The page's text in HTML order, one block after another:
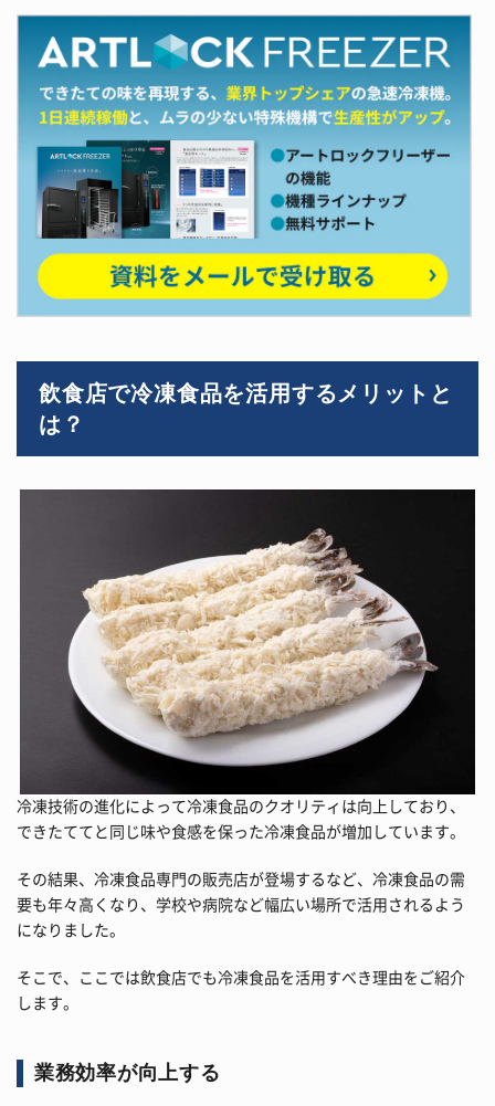
飲食店で冷凍食品を活用するメリットと
は？
冷凍技術の進化によって冷凍食品のクオリティは向上しており、
できたててと同じ味や食感を保った冷凍食品が増加しています。
その結果、冷凍食品専門の販売店が登場するなど、冷凍食品の需
要も年々高くなり、学校や病院など幅広い場所で活用されるよう
になりました。
そこで、ここでは飲食店でも冷凍食品を活用すべき理由をご紹介
します。
業務効率が向上する